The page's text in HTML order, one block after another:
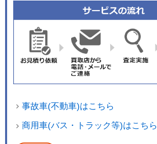
事故車(不動車)はこちら
商用車(バス・トラック等)はこちら